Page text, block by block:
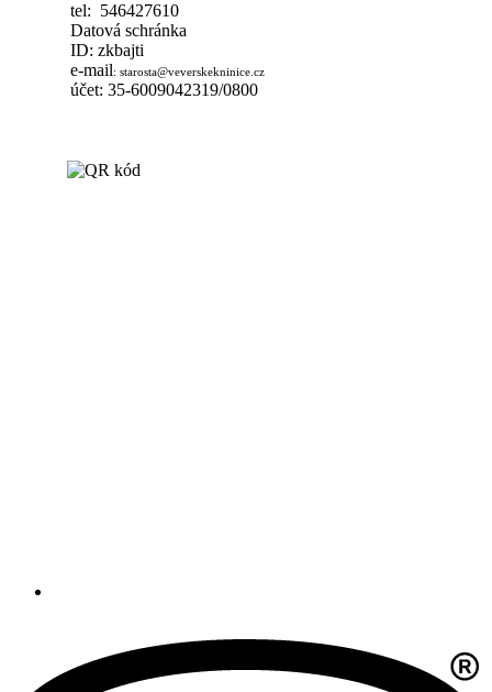
tel: 546427610
Datová schránka
ID: zkbajti
e-mail: starosta@veverskekninice.cz
účet: 35-6009042319/0800